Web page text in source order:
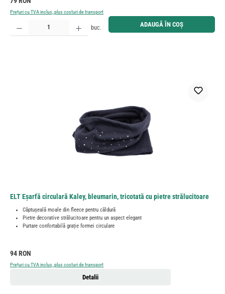
Prețuri cu TVA inclus, plus costuri de transport
Cantitate produs: Introduceți cantitatea dorită sau utilizați butoanele pentru a mări sau micșora
buc. ADAUGĂ ÎN COȘ
ELT Eșarfă circulară Kaley, bleumarin, tricotată cu pietre strălucitoare
Căptușeală moale din fleece pentru căldură
Pietre decorative strălucitoare pentru un aspect elegant
Purtare confortabilă grație formei circulare
Preț obișnuit:
94 RON
Prețuri cu TVA inclus, plus costuri de transport
Detalii